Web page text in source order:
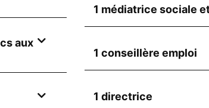
aux
1 médiatrice sociale
1 conseillère emploi
1 directrice